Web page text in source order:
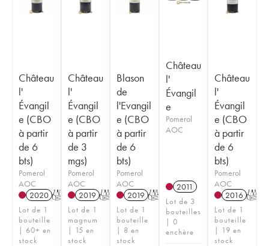
Château
l'
Évangil
e (CBO
à partir
de 6
bts)
Pomerol
AOC
2020 T
Lot de 1
bouteille
| 60+ en
stock
Château
l'
Évangil
e (CBO
à partir
de 3
mgs)
Pomerol
AOC
2019 T
Lot de 1
magnum
| 15 en
stock
Blason
de
l'Evangil
e (CBO
à partir
de 6
bts)
Pomerol
AOC
2019 T
Lot de 1
bouteille
| 8 en
stock
Château
l'
Évangil
e
Pomerol
AOC
2011
Lot de 3
bouteilles
| 0
enchère
Château
l'
Évangil
e (CBO
à partir
de 6
bts)
Pomerol
AOC
2016 T
Lot de 1
bouteille
| 19 en
stock